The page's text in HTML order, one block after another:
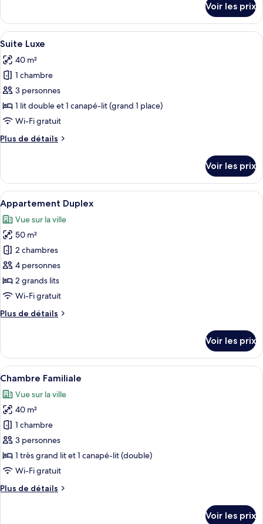
chambre
le
type
de
Suite
Affaires,
chambre
Voir les prix
Afficher
toutes
les
photos
pour
ce
type
chambre :
Une chambre d’hôtel avec un lit, un
8
Suite Luxe
40 m²
1 chambre
3 personnes
1 lit double et 1 canapé-lit (grand 1 place)
Wi-Fi gratuit
Plus de détails
Plus
le
type
de
chambre
Suite
Luxe
Voir les prix
Afficher
toutes
les
photos
pour
ce
type
de
chambre :
Appartement
Une chambre d’hôtel avec un
4
Appartement Duplex
Vue sur la ville
50 m²
2 chambres
4 personnes
2 grands lits
Wi-Fi gratuit
Plus de détails
Plus
le
type
de
Appartement
Duplex
Voir les prix
Afficher
toutes
les
photos
pour
ce
type
de
chambre :
Chambre
Une chambre d’hôtel comprenant
7
Chambre Familiale
Vue sur la ville
40 m²
1 chambre
3 personnes
1 très grand lit et 1 canapé-lit (double)
Wi-Fi gratuit
Plus de détails
Plus
Voir les prix